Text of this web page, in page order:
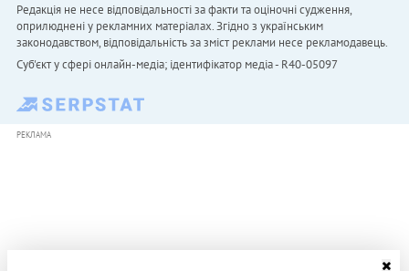
Редакція не несе відповідальності за факти та оціночні судження,
оприлюднені у рекламних матеріалах. Згідно з українським
законодавством, відповідальність за зміст реклами несе рекламодавець.
Cуб'єкт у сфері онлайн-медіа; ідентифікатор медіа - R40-05097
РЕКЛАМА